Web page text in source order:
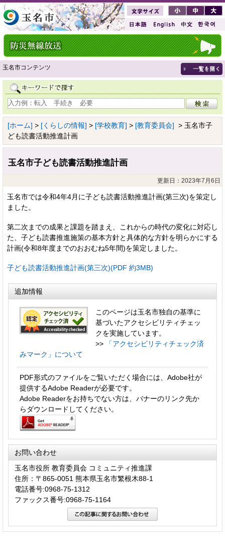
玉名市コンテンツ
[ホーム] > [くらしの情報] > [学校教育] > [教育委員会] > 玉名市子
ども読書活動推進計画
玉名市子ども読書活動推進計画
更新日：2023年7月6日
玉名市では令和4年4月に子ども読書活動推進計画(第三次)を策定し
ました。
第二次までの成果と課題を踏まえ、これからの時代の変化に対応し
た、子ども読書推進施策の基本方針と具体的な方針を明らかにする
計画(令和8年度までのおおむね5年間)を策定しました。
子ども読書活動推進計画(第三次)(PDF 約3MB)
追加情報
このページは玉名市独自の基準に
基づいたアクセシビリティチェッ
クを実施しています。
>>
「アクセシビリティチェック済
みマーク」について
PDF形式のファイルをご覧いただく場合には、Adobe社が
提供するAdobe Readerが必要です。
Adobe Readerをお持ちでない方は、バナーのリンク先か
らダウンロードしてください。
お問い合わせ
玉名市役所 教育委員会 コミュニティ推進課
住所：〒865-0051 熊本県玉名市繁根木88-1
電話番号:0968-75-1312
ファックス番号:0968-75-1164